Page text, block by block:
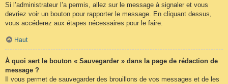
Si l’administrateur l’a permis, allez sur le message à signaler et vous
devriez voir un bouton pour rapporter le message. En cliquant dessus,
vous accéderez aux étapes nécessaires pour le faire.
Haut
À quoi sert le bouton « Sauvegarder » dans la page de rédaction de
message ?
Il vous permet de sauvegarder des brouillons de vos messages et de les